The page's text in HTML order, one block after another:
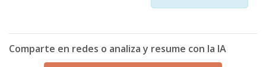
Comparte en redes o analiza y resume con la IA